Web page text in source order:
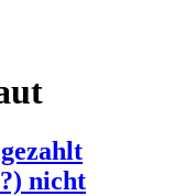
nicht